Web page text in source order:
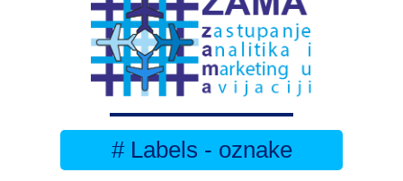
# Labels - oznake